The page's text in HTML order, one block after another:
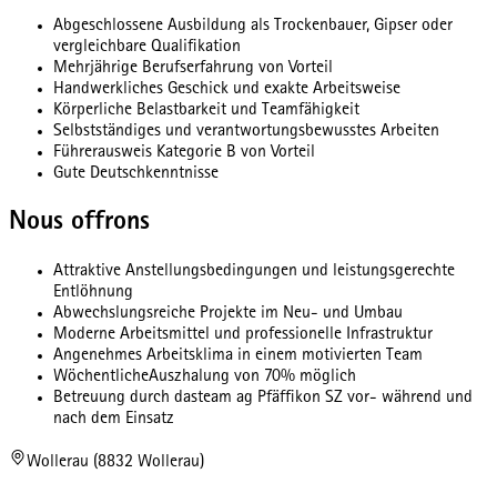
Abgeschlossene Ausbildung als Trockenbauer, Gipser oder
vergleichbare Qualifikation
Mehrjährige Berufserfahrung von Vorteil
Handwerkliches Geschick und exakte Arbeitsweise
Körperliche Belastbarkeit und Teamfähigkeit
Selbstständiges und verantwortungsbewusstes Arbeiten
Führerausweis Kategorie B von Vorteil
Gute Deutschkenntnisse
Nous offrons
Attraktive Anstellungsbedingungen und leistungsgerechte
Entlöhnung
Abwechslungsreiche Projekte im Neu- und Umbau
Moderne Arbeitsmittel und professionelle Infrastruktur
Angenehmes Arbeitsklima in einem motivierten Team
WöchentlicheAuszhalung von 70% möglich
Betreuung durch dasteam ag Pfäffikon SZ vor- während und
nach dem Einsatz
Wollerau (8832 Wollerau)